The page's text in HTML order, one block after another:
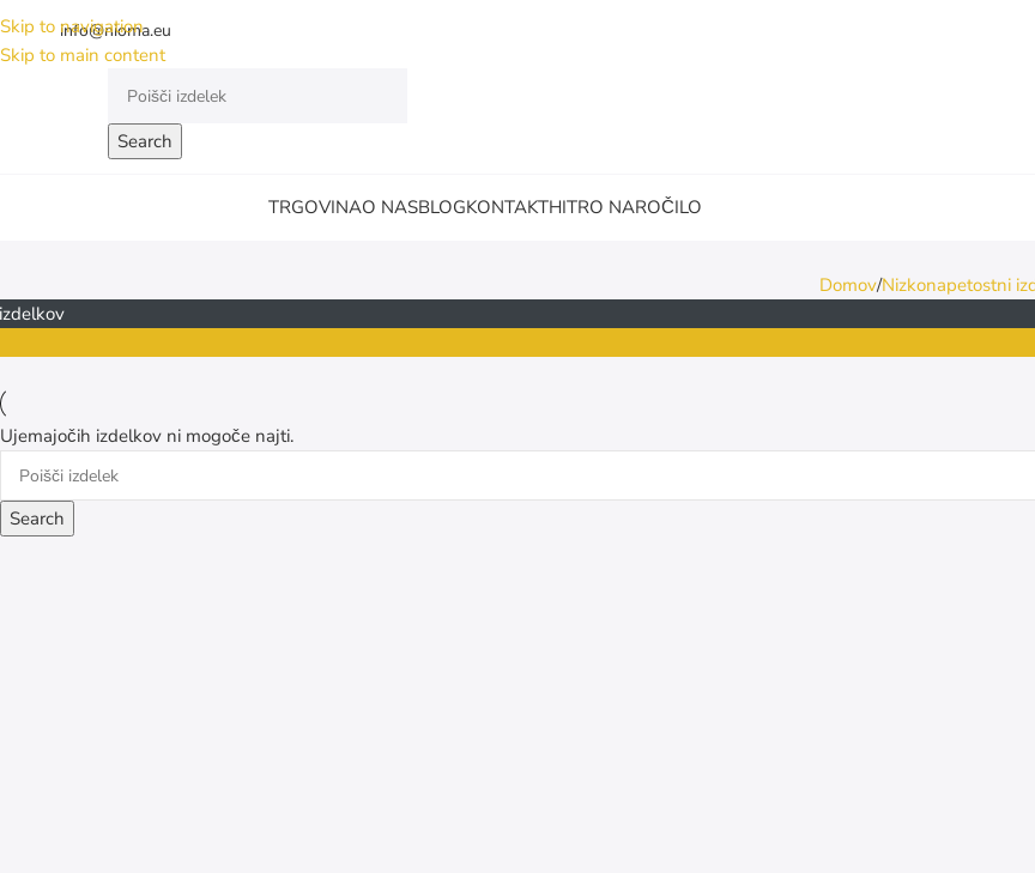
Skip to navigation
Skip to main content
info@nioma.eu
Search
TRGOVINAO NASBLOGKONTAKTHITRO NAROČILO
Domov Nizkonapetostni
Ujemajočih izdelkov ni mogoče najti.
Search